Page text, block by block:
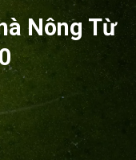
Nông Từ